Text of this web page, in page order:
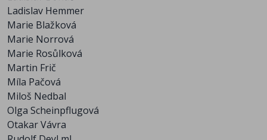
Ladislav Hemmer
Marie Blažková
Marie Norrová
Marie Rosůlková
Martin Frič
Míla Pačová
Miloš Nedbal
Olga Scheinpflugová
Otakar Vávra